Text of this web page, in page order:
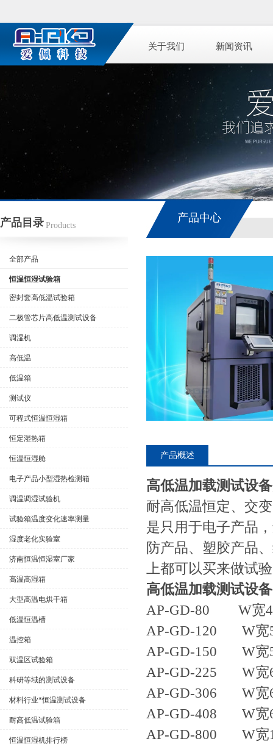
关于我们 新闻资讯
产品目录 Products
全部产品
恒温恒湿试验箱
密封套高低温试验箱
二极管芯片高低温测试设备
调湿机
高低温
低温箱
测试仪
可程式恒温恒湿箱
恒定湿热箱
恒温恒湿舱
电子产品小型湿热检测箱
调温调湿试验机
试验箱温度变化速率测量
湿度老化实验室
济南恒温恒湿室厂家
高温高湿箱
大型高温电烘干箱
低温恒温槽
温控箱
双温区试验箱
科研等域的测试设备
材料行业*恒温测试设备
耐高低温试验箱
恒温恒湿机排行榜
产品中心
产品概述
高低温加载测试设备
耐高低温恒定、交
是只用于电子产品
防产品、塑胶产品
上都可以买来做试
高低温加载测试设备
AP-GD-80 W宽
AP-GD-120 W宽
AP-GD-150 W宽
AP-GD-225 W宽
AP-GD-306 W宽
AP-GD-408 W宽
AP-GD-800 W宽